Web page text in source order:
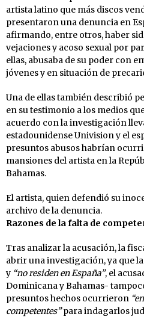
artista latino que más discos
presentaron una denuncia en
afirmando, entre otros, haber
vejaciones y acoso sexual por
ellas, abusaba de su poder con
jóvenes y en situación de
Una de ellas también describió
en su testimonio a los medios
acuerdo con la investigación
estadounidense Univision y el
presuntos abusos habrían
mansiones del artista en la
Bahamas.
El artista, quien defendió su
archivo de la denuncia.
Razones de la falta de
Tras analizar la acusación, la
abrir una investigación, ya que
y “no residen en España”, el
Dominicana y Bahamas-
presuntos hechos ocurrieron
competentes”para indagarlos